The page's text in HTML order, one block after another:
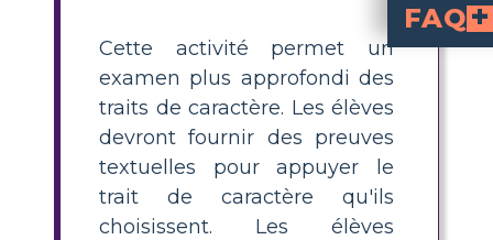
Cette activité permet un
examen plus approfondi des
traits de caractère. Les élèves
devront fournir des preuves
textuelles pour appuyer le
trait de caractère qu'ils
choisissent. Les élèves
FAQ